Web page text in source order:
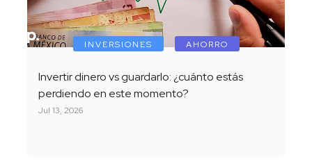
INVERSIONES AHORRO
Invertir dinero vs guardarlo: ¿cuánto estás
perdiendo en este momento?
Jul 13, 2026